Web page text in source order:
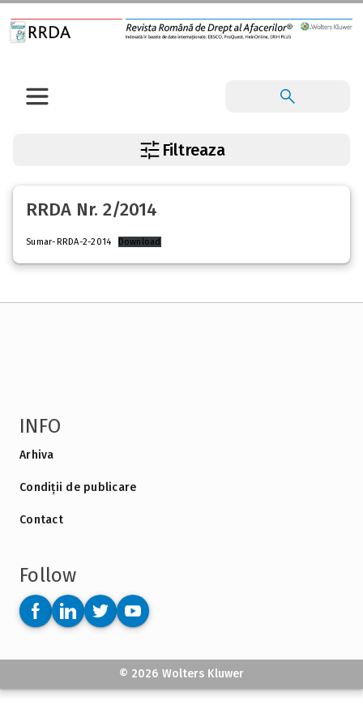
Filtreaza
RRDA Nr. 2/2014
Sumar-RRDA-2-2014 Download
INFO
Arhiva
Condiții de publicare
Contact
Follow
© 2026 Wolters Kluwer